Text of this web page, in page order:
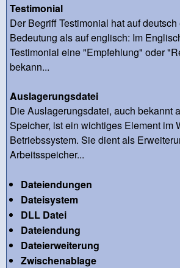
Testimonial
Der Begriff Testimonial hat auf
Bedeutung als auf englisch: Im
Testimonial eine "Empfehlung" oder
bekann...
Auslagerungsdatei
Die Auslagerungsdatei, auch bekannt
Speicher, ist ein wichtiges Element im
Betriebssystem. Sie dient als
Arbeitsspeicher...
Dateiendungen
Dateisystem
DLL Datei
Dateiendung
Dateierweiterung
Zwischenablage